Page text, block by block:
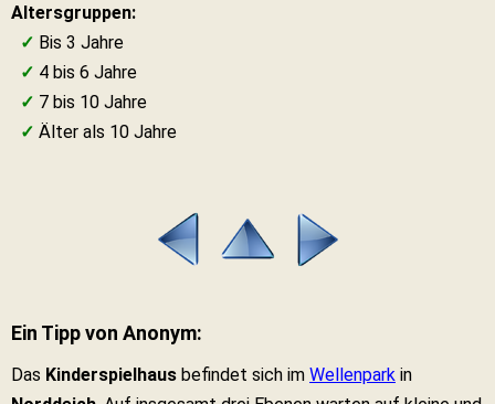
Altersgruppen:
✓ Bis 3 Jahre
✓ 4 bis 6 Jahre
✓ 7 bis 10 Jahre
✓ Älter als 10 Jahre
Ein Tipp von Anonym:
Das Kinderspielhaus befindet sich im Wellenpark in